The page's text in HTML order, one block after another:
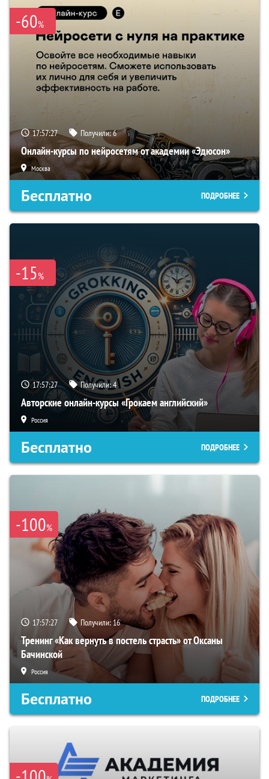
-60%
17:57:26 Получили:6
Онлайн-курсы по нейросетям от академии «Эдюсон»
Москва
Бесплатно ПОДРОБНЕЕ
-15%
17:57:26 Получили:4
Авторские онлайн-курсы «Грокаем английский»
Россия
Бесплатно ПОДРОБНЕЕ
-100%
17:57:26 Получили:16
Тренинг «Как вернуть в постель страсть» от Оксаны
Бачинской
Россия
Бесплатно ПОДРОБНЕЕ